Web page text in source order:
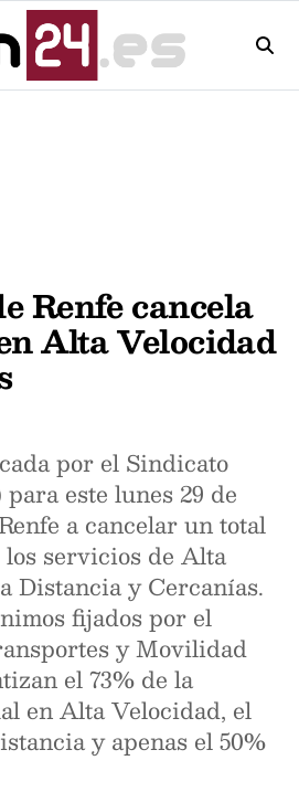
Renfe cancela
Alta Velocidad
por el Sindicato
este lunes 29 de
a cancelar un total
los servicios de Alta
Distancia y Cercanías.
fijados por el
y Movilidad
el 73% de la
en Alta Velocidad, el
y apenas el 50%